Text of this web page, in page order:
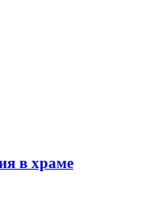
в храме